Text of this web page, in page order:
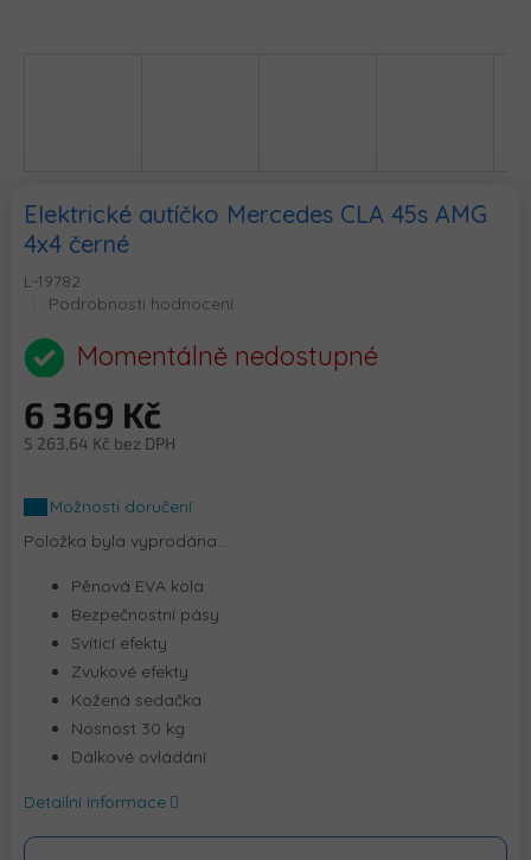
Elektrické autíčko Mercedes CLA 45s AMG
4x4 černé
L-19782
Průměrné
produktu
je
5
Podrobnosti hodnocení
Momentálně nedostupné
6 369 Kč
5 263,64 Kč bez DPH
cena:Možnosti doručení
Položka byla vyprodána…
Pěnová EVA kola
Bezpečnostní pásy
Svítící efekty
Zvukové efekty
Kožená sedačka
Nosnost 30 kg
Dálkové ovládání
Detailní informace